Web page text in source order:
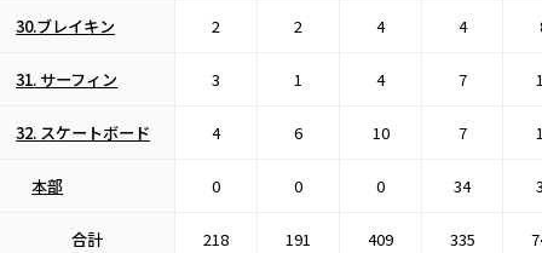
30.ブレイキン 2 2 4 4
31. サーフィン 3 1 4 7
32. スケートボード 4 6 10 7
本部 0 0 0 34
合計 218 191 409 335